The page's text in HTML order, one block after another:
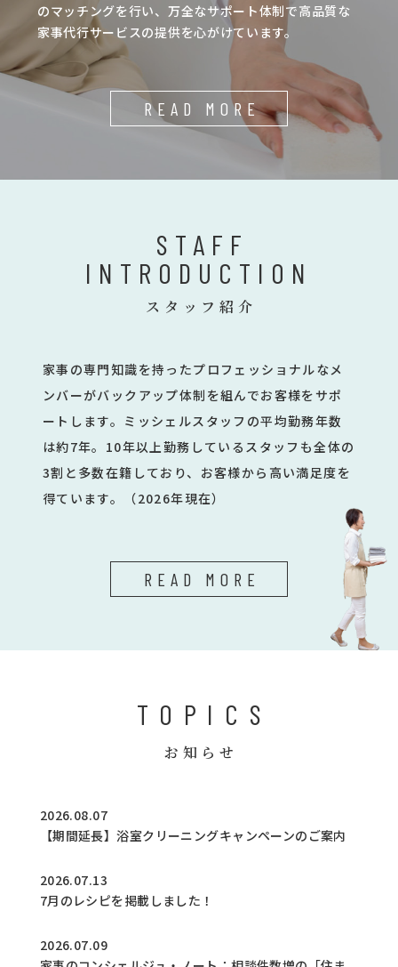
のマッチングを行い、万全なサポート体制で高品質な
家事代行サービスの提供を心がけています。
READ MORE
STAFF
INTRODUCTION
スタッフ紹介
家事の専門知識を持ったプロフェッショナルなメ
ンバーがバックアップ体制を組んでお客様をサポ
ートします。ミッシェルスタッフの平均勤務年数
は約7年。10年以上勤務しているスタッフも全体の
3割と多数在籍しており、お客様から高い満足度を
得ています。（2026年現在）
READ MORE
TOPICS
お知らせ
2026.08.07
【期間延長】浴室クリーニングキャンペーンのご案内
2026.07.13
7月のレシピを掲載しました！
2026.07.09